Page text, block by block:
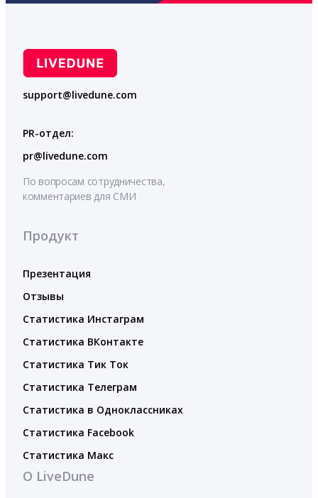
support@livedune.com
PR-отдел:
pr@livedune.com
По вопросам сотрудничества,
комментариев для СМИ
Продукт
Презентация
Отзывы
Статистика Инстаграм
Статистика ВКонтакте
Статистика Тик Ток
Статистика Телеграм
Статистика в Одноклассниках
Статистика Facebook
Статистика Макс
О LiveDune